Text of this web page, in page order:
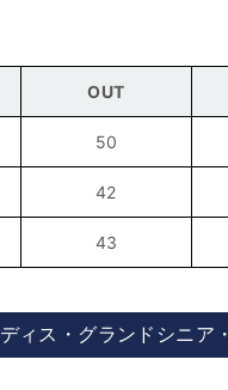
OUT
50
42
43
ィス・グランドシニア